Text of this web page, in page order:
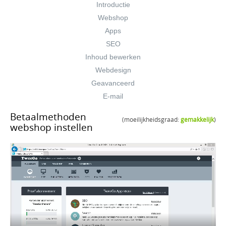
Introductie
Webshop
Apps
SEO
Inhoud bewerken
Webdesign
Geavanceerd
E-mail
(moeilijkheidsgraad:gemakkelijk)
Betaalmethoden
webshop instellen